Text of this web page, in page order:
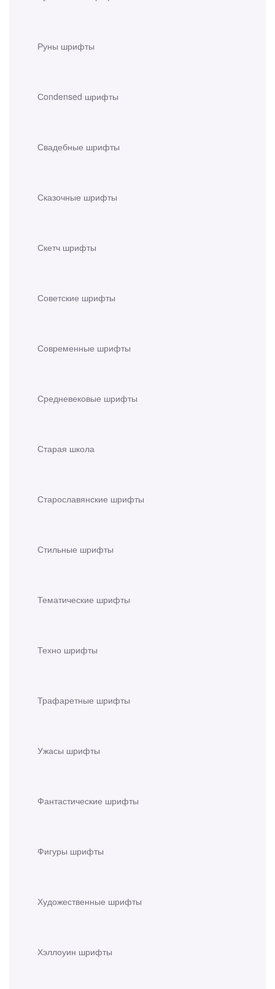
Руны шрифты
Сondensed шрифты
Свадебные шрифты
Сказочные шрифты
Скетч шрифты
Советские шрифты
Современные шрифты
Средневековые шрифты
Старая школа
Старославянские шрифты
Стильные шрифты
Тематические шрифты
Техно шрифты
Трафаретные шрифты
Ужасы шрифты
Фантастические шрифты
Фигуры шрифты
Художественные шрифты
Хэллоуин шрифты